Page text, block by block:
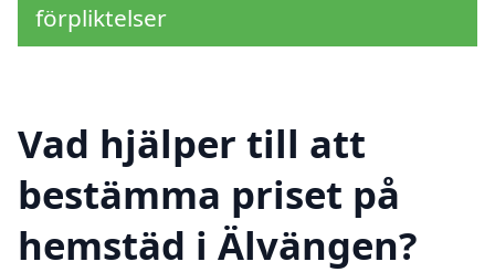
förpliktelser
Vad hjälper till att
bestämma priset på
hemstäd i Älvängen?